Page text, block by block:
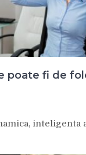
poate fi de
inteligenta